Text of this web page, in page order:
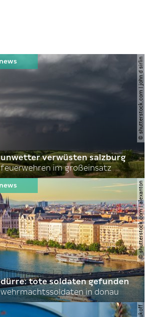
© shutterstock.com | john d sirlin
unwetter verwüsten salzburg
feuerwehren im großeinsatz
© shutterstock.com | alexanton
dürre: tote soldaten gefunden
wehrmachtssoldaten in donau